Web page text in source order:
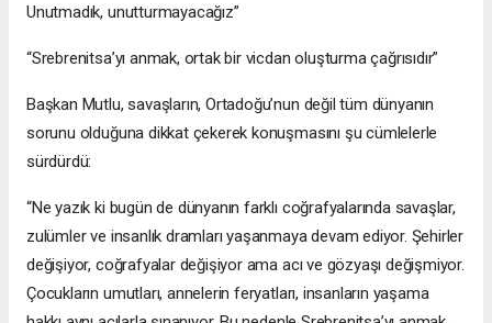
Unutmadık, unutturmayacağız”
“Srebrenitsa’yı anmak, ortak bir vicdan oluşturma çağrısıdır”
Başkan Mutlu, savaşların, Ortadoğu’nun değil tüm dünyanın
sorunu olduğuna dikkat çekerek konuşmasını şu cümlelerle
sürdürdü:
“Ne yazık ki bugün de dünyanın farklı coğrafyalarında savaşlar,
zulümler ve insanlık dramları yaşanmaya devam ediyor. Şehirler
değişiyor, coğrafyalar değişiyor ama acı ve gözyaşı değişmiyor.
Çocukların umutları, annelerin feryatları, insanların yaşama